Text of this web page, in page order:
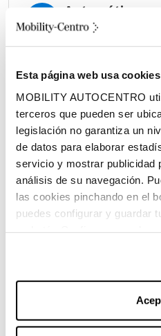
Esta página web usa cookies
MOBILITY AUTOCENTRO
terceros que pueden ser
legislación no garantiza un
de datos para elaborar
servicio y mostrar publicidad
análisis de su navegación.
las cookies pinchando en el
puedes configurar y guardar
información sobre el uso de
nuestraPolítica de Cookies.
Automático
Cambio
Volumen espacio de
Híbrido
Combustible
Marca: